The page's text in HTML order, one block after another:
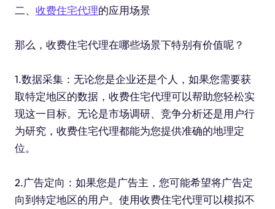
二、 收费住宅代理的应用场景
那么，收费住宅代理在哪些场景下特别有价值呢？
1.数据采集：无论您是企业还是个人，如果您需要获
取特定地区的数据，收费住宅代理可以帮助您轻松实
现这一目标。无论是市场调研、竞争分析还是用户行
为研究，收费住宅代理都能为您提供准确的地理定
位。
2.广告定向：如果您是广告主，您可能希望将广告定
向到特定地区的用户。使用收费住宅代理可以模拟不